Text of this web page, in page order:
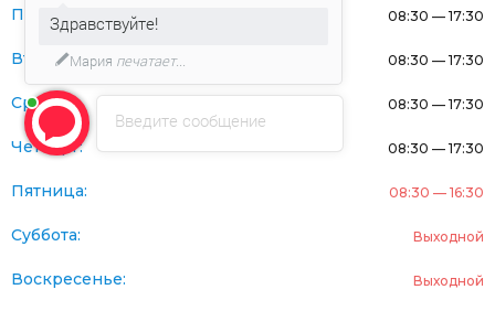
Понедельник: 08:30 — 17:30
Вторник: 08:30 — 17:30
Среда: 08:30 — 17:30
Четверг: 08:30 — 17:30
Пятница: 08:30 — 16:30
Суббота: Выходной
Воскресенье: Выходной
Введите сообщение
Здравствуйте!
Мария печатает...